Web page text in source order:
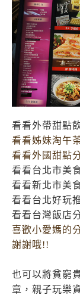
看看外帶甜點
看看姊妹淘午
看看外國甜點
看看台北市美
看看新北市美
看看台北好玩
看看台灣飯店
喜歡小愛媽的
謝謝哦!!
也可以將貧窮
章，親子玩樂